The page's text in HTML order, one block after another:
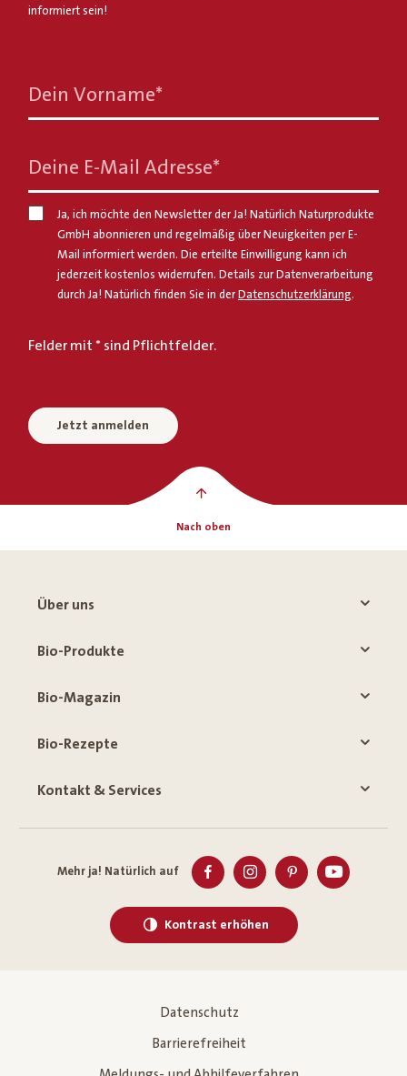
informiert sein!
Dein Vorname*
Deine E-Mail Adresse*
Ja, ich möchte den Newsletter der Ja! Natürlich Naturprodukte
GmbH abonnieren und regelmäßig über Neuigkeiten per E-
Mail informiert werden. Die erteilte Einwilligung kann ich
jederzeit kostenlos widerrufen. Details zur Datenverarbeitung
durch Ja! Natürlich finden Sie in derDatenschutzerklärung.
Felder mit * sind Pflichtfelder.
Jetzt anmelden
Nach oben
Über uns
Bio-Produkte
Bio-Magazin
Bio-Rezepte
Kontakt & Services
Mehr ja! Natürlich auf
Kontrast erhöhen
Datenschutz
Barrierefreiheit